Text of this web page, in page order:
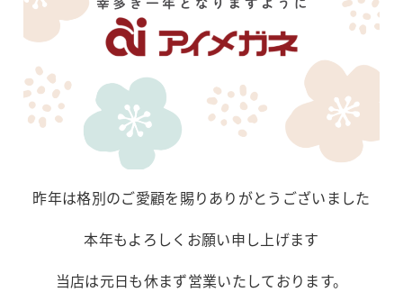
昨年は格別のご愛顧を賜りありがとうございました
本年もよろしくお願い申し上げます
当店は元日も休まず営業いたしております。